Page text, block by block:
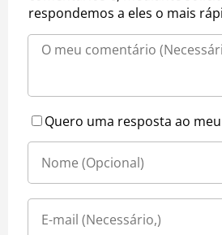
respondemos a eles o mais
Quero uma resposta ao